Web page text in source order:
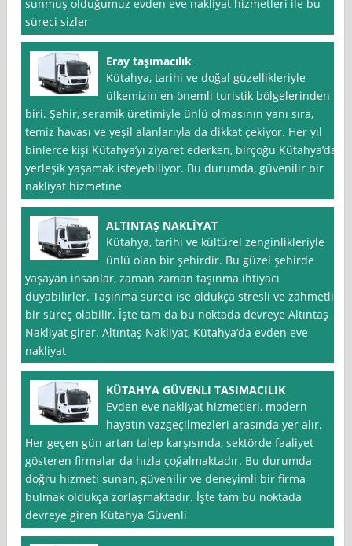
sunmuş olduğumuz evden eve nakliyat hizmetleri ile bu
süreci sizler
Eray taşımacılık
Kütahya, tarihi ve doğal güzellikleriyle
ülkemizin en önemli turistik bölgelerinden
biri. Şehir, seramik üretimiyle ünlü olmasının yanı sıra,
temiz havası ve yeşil alanlarıyla da dikkat çekiyor. Her yıl
binlerce kişi Kütahya’yı ziyaret ederken, birçoğu Kütahya’da
yerleşik yaşamak isteyebiliyor. Bu durumda, güvenilir bir
nakliyat hizmetine
ALTINTAŞ NAKLİYAT
Kütahya, tarihi ve kültürel zenginlikleriyle
ünlü olan bir şehirdir. Bu güzel şehirde
yaşayan insanlar, zaman zaman taşınma ihtiyacı
duyabilirler. Taşınma süreci ise oldukça stresli ve zahmetli
bir süreç olabilir. İşte tam da bu noktada devreye Altıntaş
Nakliyat girer. Altıntaş Nakliyat, Kütahya’da evden eve
nakliyat
KÜTAHYA GÜVENLI TASIMACILIK
Evden eve nakliyat hizmetleri, modern
hayatın vazgeçilmezleri arasında yer alır.
Her geçen gün artan talep karşısında, sektörde faaliyet
gösteren firmalar da hızla çoğalmaktadır. Bu durumda
doğru hizmeti sunan, güvenilir ve deneyimli bir firma
bulmak oldukça zorlaşmaktadır. İşte tam bu noktada
devreye giren Kütahya Güvenli